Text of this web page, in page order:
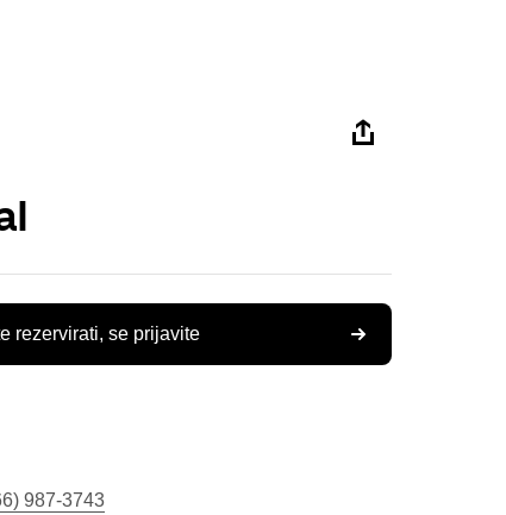
rezervirati, se prijavite
987-3743